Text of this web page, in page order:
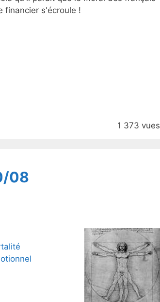
financier s'écroule !
1 373 vues
08